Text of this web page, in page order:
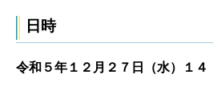
日時
令和５年１２月２７日（水）１４